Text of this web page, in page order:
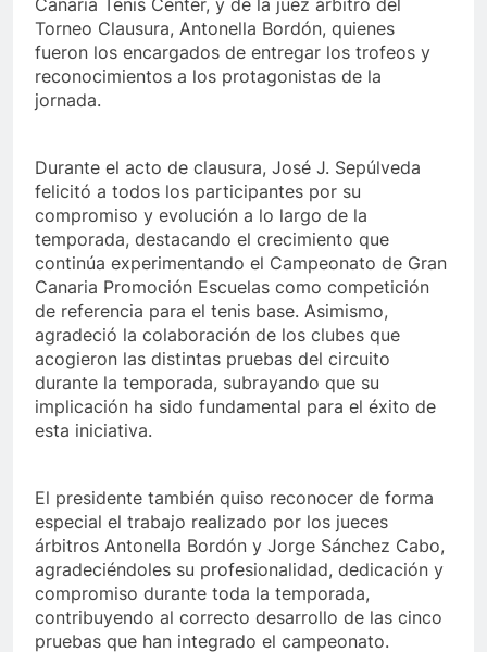
Canaria Tenis Center, y de la juez árbitro del
Torneo Clausura, Antonella Bordón, quienes
fueron los encargados de entregar los trofeos y
reconocimientos a los protagonistas de la
jornada.
Durante el acto de clausura, José J. Sepúlveda
felicitó a todos los participantes por su
compromiso y evolución a lo largo de la
temporada, destacando el crecimiento que
continúa experimentando el Campeonato de Gran
Canaria Promoción Escuelas como competición
de referencia para el tenis base. Asimismo,
agradeció la colaboración de los clubes que
acogieron las distintas pruebas del circuito
durante la temporada, subrayando que su
implicación ha sido fundamental para el éxito de
esta iniciativa.
El presidente también quiso reconocer de forma
especial el trabajo realizado por los jueces
árbitros Antonella Bordón y Jorge Sánchez Cabo,
agradeciéndoles su profesionalidad, dedicación y
compromiso durante toda la temporada,
contribuyendo al correcto desarrollo de las cinco
pruebas que han integrado el campeonato.